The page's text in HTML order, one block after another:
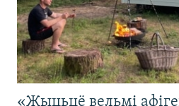
«Жыцьцё вельмі